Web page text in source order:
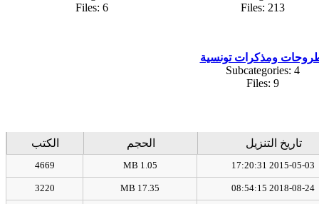
Files: 213
Files: 6
ومذكرات تونسية
Subcategories: 4
Files: 9
تاريخ التنزيل الحجم الكتب
2015-05-03 17:20:31
1.05 MB
4669
2018-08-24 08:54:15
17.35 MB
3220